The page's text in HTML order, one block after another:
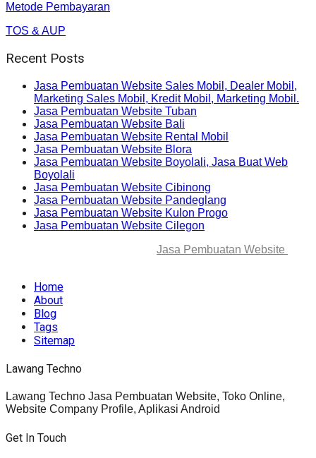
Metode Pembayaran
TOS & AUP
Recent Posts
Jasa Pembuatan Website Sales Mobil, Dealer Mobil,
Marketing Sales Mobil, Kredit Mobil, Marketing Mobil.
Jasa Pembuatan Website Tuban
Jasa Pembuatan Website Bali
Jasa Pembuatan Website Rental Mobil
Jasa Pembuatan Website Blora
Jasa Pembuatan Website Boyolali, Jasa Buat Web
Boyolali
Jasa Pembuatan Website Cibinong
Jasa Pembuatan Website Pandeglang
Jasa Pembuatan Website Kulon Progo
Jasa Pembuatan Website Cilegon
Jasa Pembuatan Website
Home
About
Blog
Tags
Sitemap
Lawang Techno
Lawang Techno Jasa Pembuatan Website, Toko Online,
Website Company Profile, Aplikasi Android
Get In Touch